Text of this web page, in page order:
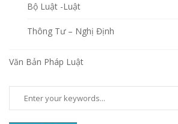
Bộ Luật -Luật
Thông Tư – Nghị Định
Văn Bản Pháp Luật